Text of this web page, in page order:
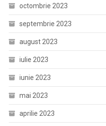
octombrie 2023
septembrie 2023
august 2023
iulie 2023
iunie 2023
mai 2023
aprilie 2023